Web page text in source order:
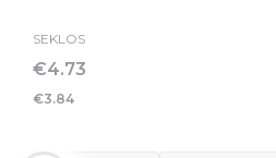
SEKLOS
Price
€4.73
€3.84